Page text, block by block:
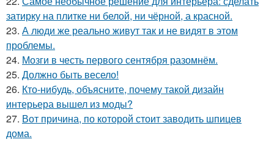
затирку на плитке ни белой, ни чёрной, а красной.
23. А люди же реально живут так и не видят в этом
проблемы.
24. Мозги в честь первого сентября разомнём.
25. Должно быть весело!
26. Кто-нибудь, объясните, почему такой дизайн
интерьера вышел из моды?
27. Вот причина, по которой стоит заводить шпицев
дома.